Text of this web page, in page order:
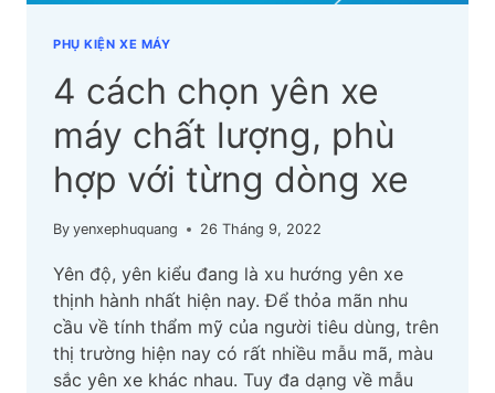
PHỤ KIỆN XE MÁY
4 cách chọn yên xe
máy chất lượng, phù
hợp với từng dòng xe
By yenxephuquang 26 Tháng 9, 2022
Yên độ, yên kiểu đang là xu hướng yên xe
thịnh hành nhất hiện nay. Để thỏa mãn nhu
cầu về tính thẩm mỹ của người tiêu dùng, trên
thị trường hiện nay có rất nhiều mẫu mã, màu
sắc yên xe khác nhau. Tuy đa dạng về mẫu